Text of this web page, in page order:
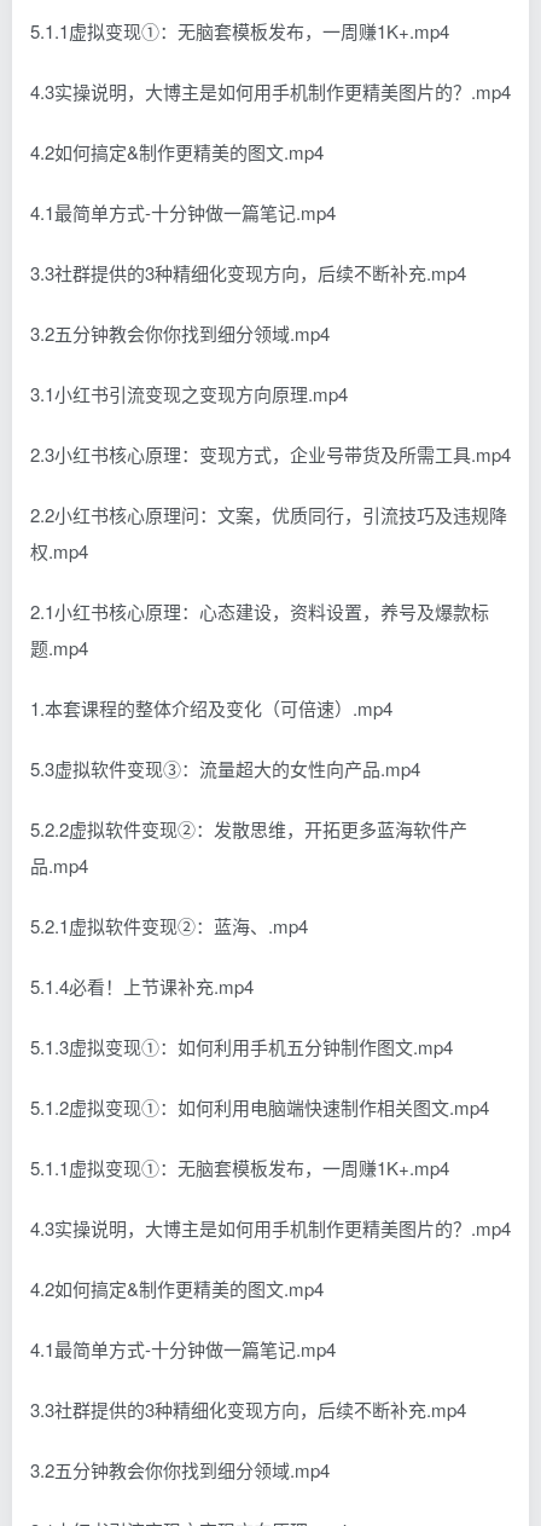
5.1.1虚拟变现①：无脑套模板发布，一周赚1K+.mp4
4.3实操说明，大博主是如何用手机制作更精美图片的？.mp4
4.2如何搞定&制作更精美的图文.mp4
4.1最简单方式-十分钟做一篇笔记.mp4
3.3社群提供的3种精细化变现方向，后续不断补充.mp4
3.2五分钟教会你你找到细分领域.mp4
3.1小红书引流变现之变现方向原理.mp4
2.3小红书核心原理：变现方式，企业号带货及所需工具.mp4
2.2小红书核心原理问：文案，优质同行，引流技巧及违规降
权.mp4
2.1小红书核心原理：心态建设，资料设置，养号及爆款标
题.mp4
1.本套课程的整体介绍及变化（可倍速）.mp4
5.3虚拟软件变现③：流量超大的女性向产品.mp4
5.2.2虚拟软件变现②：发散思维，开拓更多蓝海软件产
品.mp4
5.2.1虚拟软件变现②：蓝海、.mp4
5.1.4必看！上节课补充.mp4
5.1.3虚拟变现①：如何利用手机五分钟制作图文.mp4
5.1.2虚拟变现①：如何利用电脑端快速制作相关图文.mp4
5.1.1虚拟变现①：无脑套模板发布，一周赚1K+.mp4
4.3实操说明，大博主是如何用手机制作更精美图片的？.mp4
4.2如何搞定&制作更精美的图文.mp4
4.1最简单方式-十分钟做一篇笔记.mp4
3.3社群提供的3种精细化变现方向，后续不断补充.mp4
3.2五分钟教会你你找到细分领域.mp4